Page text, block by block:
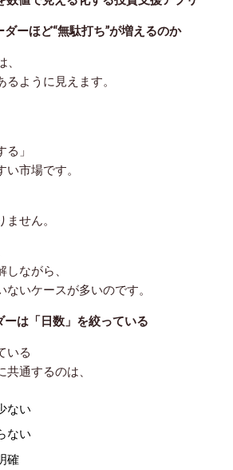
ーほど“無駄打ち”が増えるのか
ように見えます。
」
市場です。
せん。
ながら、
いケースが多いのです。
ーは「日数」を絞っている
いる
通するのは、
ない
ない
確